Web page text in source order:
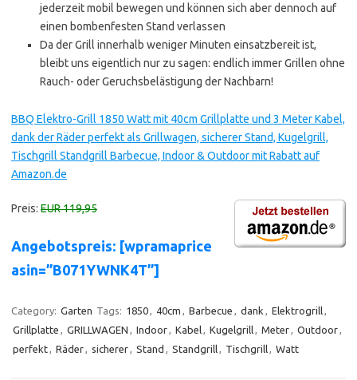
jederzeit mobil bewegen und können sich aber dennoch auf
einen bombenfesten Stand verlassen
Da der Grill innerhalb weniger Minuten einsatzbereit ist,
bleibt uns eigentlich nur zu sagen: endlich immer Grillen ohne
Rauch- oder Geruchsbelästigung der Nachbarn!
BBQ Elektro-Grill 1850 Watt mit 40cm Grillplatte und 3 Meter Kabel,
dank der Räder perfekt als Grillwagen, sicherer Stand, Kugelgrill,
Tischgrill Standgrill Barbecue, Indoor & Outdoor mit Rabatt auf
Amazon.de
Preis: EUR 119,95
Angebotspreis: [wpramaprice
asin=”B071YWNK4T”]
Category: Garten Tags: 1850, 40cm , Barbecue , dank , Elektrogrill,
Grillplatte , GRILLWAGEN , Indoor, Kabel, Kugelgrill, Meter, Outdoor,
perfekt, Räder, sicherer, Stand , Standgrill, Tischgrill, Watt